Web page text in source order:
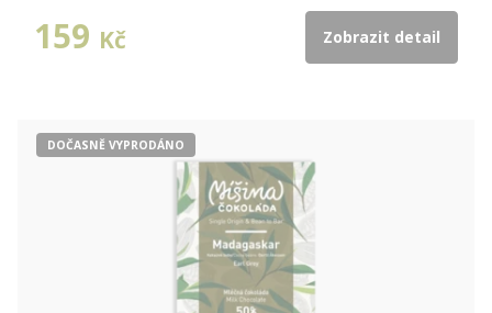
159 Kč Zobrazit detail
DOČASNĚ VYPRODÁNO